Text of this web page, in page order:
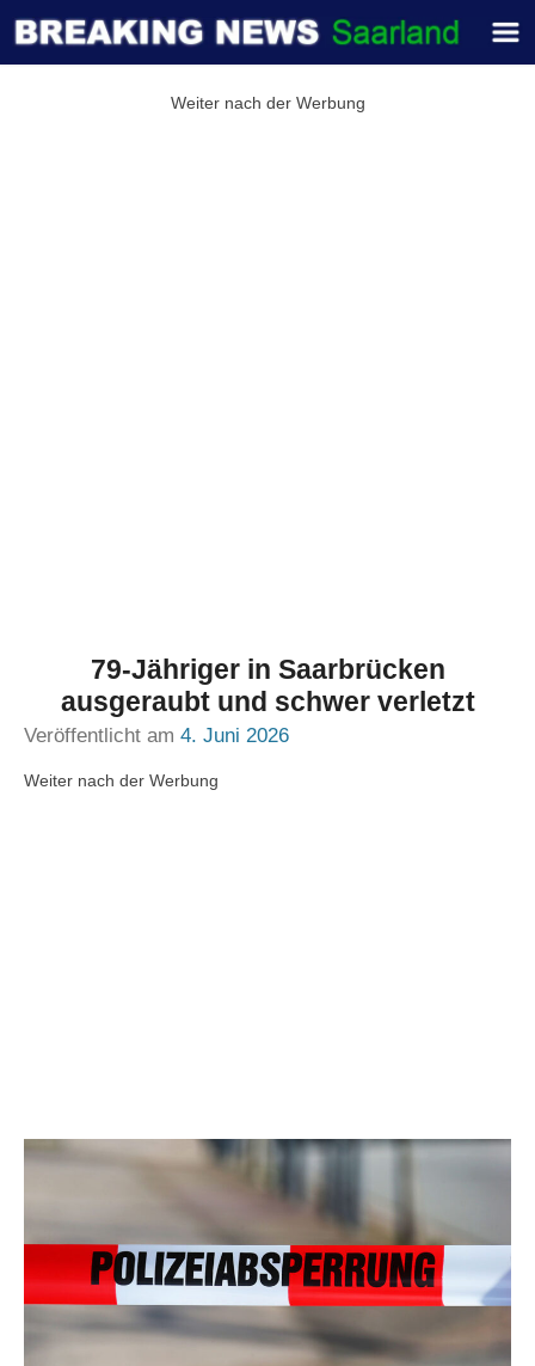
Weiter nach der Werbung
79-Jähriger in Saarbrücken
ausgeraubt und schwer verletzt
Veröffentlicht am 4. Juni 2026
Weiter nach der Werbung